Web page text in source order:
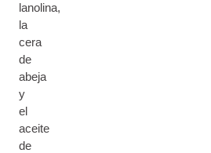
lanolina,
la
cera
de
abeja
y
el
aceite
de